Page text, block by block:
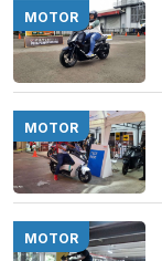
MOTOR
MOTOR
MOTOR